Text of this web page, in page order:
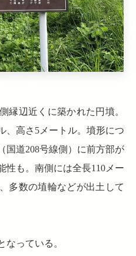
縁辺近くに築かれた円墳。
、高さ5メートル。墳形につ
国道208号線側）に前方部が
性も。南側には全長110メー
多数の埴輪などが出土して
なっている。